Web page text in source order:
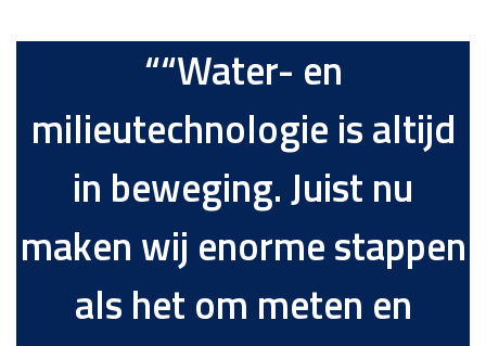
““Water- en
milieutechnologie is altijd
in beweging. Juist nu
maken wij enorme stappen
als het om meten en